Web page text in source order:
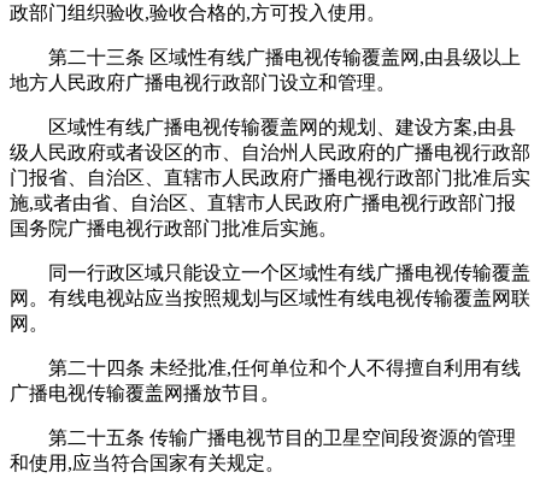
政部门组织验收,验收合格的,方可投入使用。
第二十三条 区域性有线广播电视传输覆盖网,由县级以上
地方人民政府广播电视行政部门设立和管理。
区域性有线广播电视传输覆盖网的规划、建设方案,由县
级人民政府或者设区的市、自治州人民政府的广播电视行政部
门报省、自治区、直辖市人民政府广播电视行政部门批准后实
施,或者由省、自治区、直辖市人民政府广播电视行政部门报
国务院广播电视行政部门批准后实施。
同一行政区域只能设立一个区域性有线广播电视传输覆盖
网。有线电视站应当按照规划与区域性有线电视传输覆盖网联
网。
第二十四条 未经批准,任何单位和个人不得擅自利用有线
广播电视传输覆盖网播放节目。
第二十五条 传输广播电视节目的卫星空间段资源的管理
和使用,应当符合国家有关规定。